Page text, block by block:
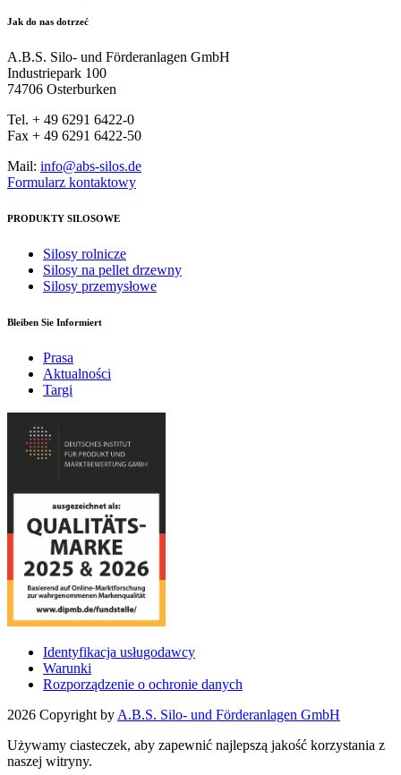
Jak do nas dotrzeć
A.B.S. Silo- und Förderanlagen GmbH
Industriepark 100
74706 Osterburken
Tel. + 49 6291 6422-0
Fax + 49 6291 6422-50
Mail: info@abs-silos.de
Formularz kontaktowy
PRODUKTY SILOSOWE
Silosy rolnicze
Silosy na pellet drzewny
Silosy przemysłowe
Bleiben Sie Informiert
Prasa
Aktualności
Targi
Identyfikacja usługodawcy
Warunki
Rozporządzenie o ochronie danych
2026 Copyright by A.B.S. Silo- und Förderanlagen GmbH
Używamy ciasteczek, aby zapewnić najlepszą jakość korzystania z
naszej witryny.